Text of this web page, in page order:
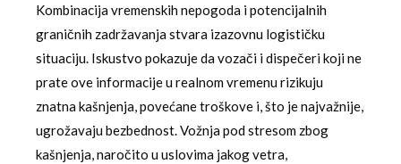
Kombinacija vremenskih nepogoda i potencijalnih
graničnih zadržavanja stvara izazovnu logističku
situaciju. Iskustvo pokazuje da vozači i dispečeri koji ne
prate ove informacije u realnom vremenu rizikuju
znatna kašnjenja, povećane troškove i, što je najvažnije,
ugrožavaju bezbednost. Vožnja pod stresom zbog
kašnjenja, naročito u uslovima jakog vetra,